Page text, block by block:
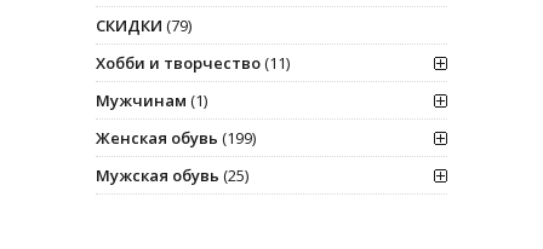
СКИДКИ (79)
Хобби и творчество(11)
Мужчинам (1)
Женская обувь (199)
Мужская обувь (25)